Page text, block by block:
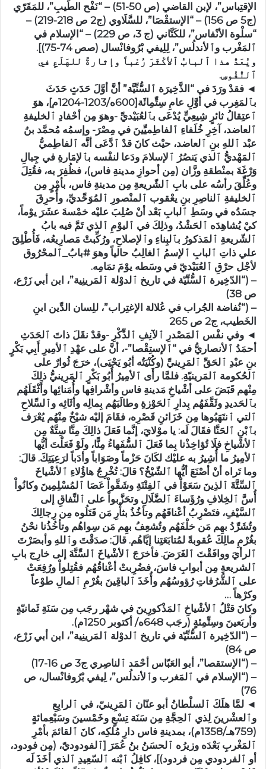
الإقتِباس”، لإبن القاضي (ص 50-51) – “نَفْح الطِّيبِ”، للمَقَرّي
(ج5 ص 156) – “الإستقْصَا”، للسَّلَاوي (ج2 ص 218-219) –
“سلْوة الأنْفاس”، للكَتَّاني (ج 3، ص 229) – “الإسلام في
ٱلمَغْرب وٱلأندلُس”، لِلِيفي بْرُوفانْسال (صص 74-75)].
ويُعَدُّ هذا ٱلبابُ ٱلأكْثَرَ رُعْباً وإثارةً للهَلَعِ في
ٱلنُّفُوسِ.
◄ فقدْ ورَدَ في “الذَّخِيرَة ٱلسُّنِّيَّة” أنَّ أوَّلَ حَدَثٍ حَدَثَ
بٱلمَغِرب في أوَّلِ عامِ سِتِّمِائَة[600ه/1203-1204م]، هوَ
ٱعتِقالُ ثائرٍ شِيعِيٍّ يُدْعَى بٱلعُبَيْديِّ -وهوَ مِن أحْفادِ ٱلخليفةِ
ٱلعاضد، آخِرِ خُلَفاءِ ٱلفاطِميِّينَ في مِصْرَ- وإسمُه مُحمَّد بنُ
عبْد ٱللهِ بنِ ٱلعاضد، حيْث كانَ قدْ ٱدَّعَى أنَّه ٱلفاطِميُّ
ٱلمَهْديُّ ٱلذي يَنصُرُ ٱلإسلامَ ودَعا لنفْسه بٱلإمَارةِ في جِبالِ
وَرْغَةَ بمنْطقةِ وزَّان (مِن أحوازِ مدينةِ فاس)، فظُفِرَ به، فقُتِلَ
وعُلِّقَ رأسُه على بابِ ٱلشّريعةِ مِن مدينةِ فاس، بأمْرٍ مِن
ٱلخليفةِ ٱلناصِرِ بنِ يعْقوب ٱلمنْصورِ ٱلمُوَحِّديِّ، وأُحرِقَ
جسَدُه في وسَطِ ٱلبابِ بَعْد أنْ صُلِبَ عليْه خمْسةَ عشَرَ يوْماً،
كيْ يُشاهِدَه ٱلحَشْدُ، وذلِكَ في ٱليوْمِ ٱلذي تَمَّ فيه بابُ
ٱلشّريعةِ ٱلمَذكورُ بٱلبِناءِ وٱلإصلاحِ، ورُكِّبتْ مَصارِيعُه، فَأُطْلِقَ
علي ذاتِ ٱلبابِ ٱلإسمُ ٱلغالِبُ حالياً وهوَ #بابُ_ٱلمحْرُوق
لأجْل حرْقِ ٱلعُبَيْديّ في وسَطه يوْمَ تمَامِه.
– (“الدّخِيرة ٱلسُّنِّيّة في تاريخ ٱلدوْلة ٱلمَرينِية”، ابن أبي زَرْع،
ص 38)
– (“نُفاضة الجُراب في عُلالة الإغتِراب”، للِسان الدِّين ابنِ
الخَطيب، ج2 ص 265
◄ وفي نفْس ٱلمَصْدرِ ٱلآنِفِ ٱلذِّكْرِ -وقدْ نقَلَ ذاتَ ٱلحَدَثِ
أحمَدُ ٱلأنصاريُّ في “ٱلإستِقْصا”-، أنَّ على عهْدِ ٱلأمِيرِ أَبِي بَكْرٍ
بنِ عبْدِ ٱلحَقِّ ٱلمَرِينيِّ (وكُنْيَتُه أبُو يَحْيَى)، خرَجَ ثُوارٌ على
ٱلحُكومة ٱلمَرينيّةِ. فلمَّا رأَى ٱلأمِيرُ أُبُو بَكْرٍ ٱلمَرِينيُّ ذلِكَ
مِنْهم قَبَضَ على أشْياخِ مَدينةِ فاس وأشْرافِها وأُمَنائِها وأَثْقَلَهُم
بٱلحَديدِ وثَقَّفَهُم بِدارِ ٱلحَوْزةِ وطالَبَهُم بِمالِه وأثَاثِه وٱلسِّلاحِ
ٱلتي ٱنتَهَبُوها مِن خَزَائنِ قَصْرِه، فقَامَ إليْه شيْخٌ مِنْهُم يُعْرَف
بٱبْنِ ٱلحَنَّا فقَالَ لَه: يا موْلايَ، إنَّما فَعَلَ ذالِكَ مِنَّا سِتَّةٌ مِن
ٱلأشْياخِ فلَا تُؤاخِذْنا بِما فَعَلَ ٱلسُّفَهاءُ مِنًّا، ولَوْ فَعَلْتَ أيُّها
ٱلأمِيرُ ما أُشِيرُ به عليْك لكَانَ حَزْماً وصَوَاباً وأدَباً لرَعِيَتِكَ. قالَ:
وما تَراه أنْ أصْنَعَ أيُّها ٱلشّيْخُ؟ قالَ: تُخْرِجُ هاؤُلاءِ ٱلأشْياخَ
ٱلسِّتَّةَ ٱلذِينَ سَعَوْاْ في ٱلفِتْنَةِ وشَقَّواْ عَصَا ٱلمُسْلِمِينَ وكانُواْ
أُسَّ ٱلخِلافِ ورُؤَساءَ ٱلضَّلَالِ وتحَزَّبواْ على ٱلنِّفاقِ إلى
ٱلسَّيْفِ، فتَضْرِبُ أعْناقَهُم وتأخُذُ بثأْرِ مَن قَتَلُوه مِن رِجالِكَ
وتُشَرِّدُ بهِم مَن خلْفَهُم وتُشعِفُ بهِم مَن سِواهُم وتأخُذُنا نحْنُ
بغُرْمِ مالِكَ عُقوبةً لمُتابَعَتِنا إيَّاهُم. قالَ: صدَقْتَ وٱللهِ وأبصَرْتَ
ٱلرأيَ ووافَقْتَ ٱلغَرَضَ. فأخرَجَ ٱلأشْياخَ ٱلسِّتَّةَ إلى خارِج بابِ
ٱلشريعةِ مِن أبوابِ فاسَ، فضُرِبتْ أعْناقُهُم فقُتِلواْ ورُفِعَتْ
على ٱلشُّرُفاتِ رُؤوسُهُم وأُخَذَ ٱلباقِينَ بغُرْمِ ٱلمالِ طوْعاً
وكرْهاً …
وكانَ قتْلُ ٱلأشْياخِ ٱلمَذْكورِينَ في شهْر رجَب مِن سَنَةِ ثَمانيّةٍ
وأربَعينَ وسِتِّمِئةٍ (رجَب 648ه/ أكتوبر 1250م).
– (“الدّخِيرة ٱلسُّنِّيّة في تاريخ ٱلدوْلة ٱلمَرينِية”، ابن أبي زَرْع،
ص 84)
– (“الإستقصا”، أبو العَبّاس أحْمَد ٱلناصِري ج3 ص 16-17)
– (“الإسلام في ٱلمَغرب وٱلأندلُس”، لِيفي بْرُوفانْسال، ص
76)
◄ لمَّا هلَكَ ٱلسلْطانُ أبو عنّان ٱلمَرِينيّ، في ٱلرابِعِ
وٱلعشْرينَ لِذي ٱلحِجَّةِ مِن سَنَة تِسْعٍ وخَمْسينَ وسَبْعِمائةٍ
(759هـ/1358م)، بمدينةِ فاس دارِ مُلكِه، كانَ ٱلقائمَ بأمْرِ
ٱلمَغْربِ بَعْدَه وزيرُه ٱلحسَنُ بنُ عُمَرَ [ٱلفودوديّ، (مِن فودود،
أو ٱلفردودي مِن فردود)]، كافِلُ ٱبْنه ٱلسّعِيدِ ٱلذي أخَذَ لَه